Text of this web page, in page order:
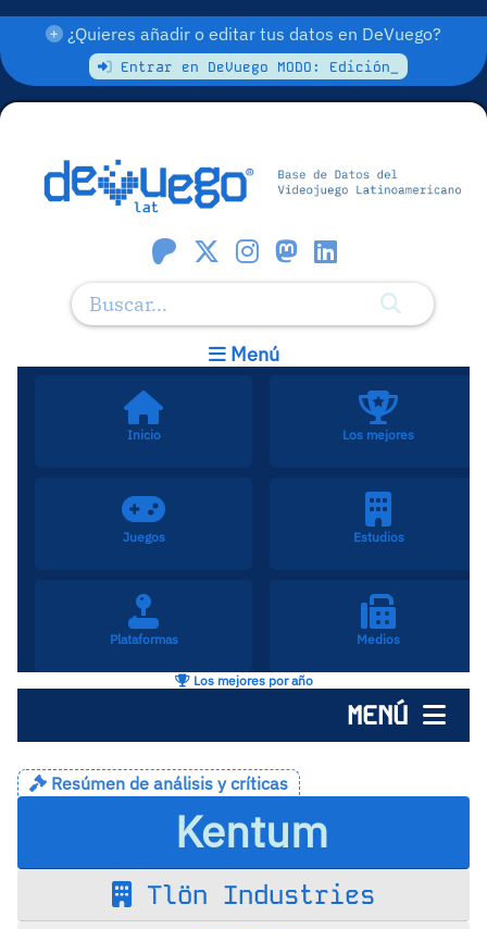
¿Quieres añadir o editar tus datos en DeVuego?
Entrar en DeVuego MODO: Edición_
Menú
Inicio Los mejores
Juegos Estudios
Plataformas Medios
Los mejores por año
MENÚ
Resúmen de análisis y críticas
Kentum
Tlön Industries